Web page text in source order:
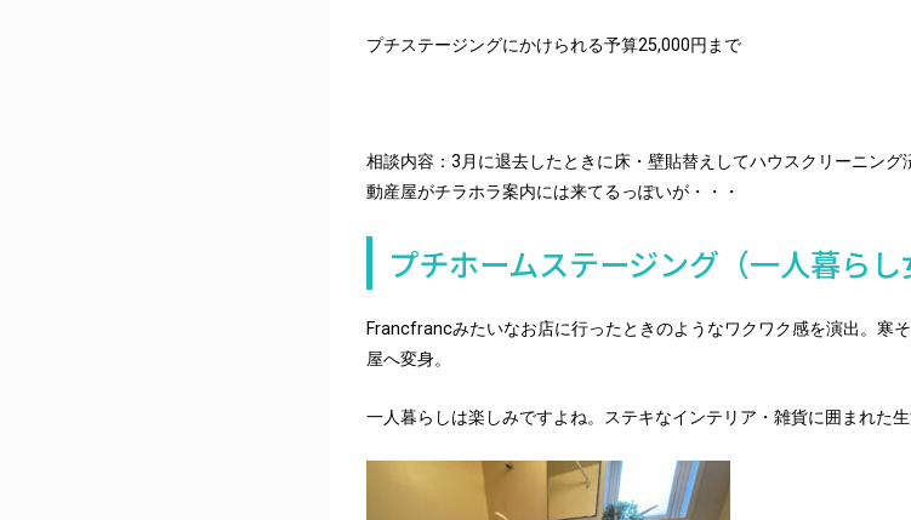
プチステージングにかけられる予算25,000円まで
相談内容：3月に退去したときに床・壁貼替えしてハウスクリーニン
動産屋がチラホラ案内には来てるっぽいが・・・
プチホームステージング（一人暮らし
Francfrancみたいなお店に行ったときのようなワクワク感を演出。寒
屋へ変身。
一人暮らしは楽しみですよね。ステキなインテリア・雑貨に囲まれた